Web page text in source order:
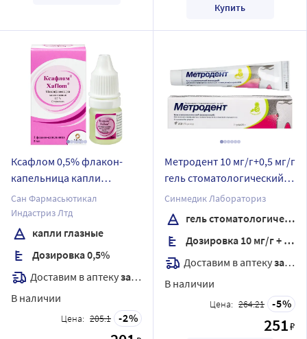
Купить
Ксафлом 0,5% флакон-
капельница капли
глазные 5 мл
Сан Фармасьютикал
Индастриз Лтд
капли глазные
Дозировка 0,5%
Доставим в аптекузавтра
В наличии
Цена: 205.1 2
Метродент 10 мг/г+0,5 мг/г
гель стоматологический
вкус ананас 20 гр
Синмедик Лабораториз
гель стоматологический
Дозировка 10 мг/г + 0,5 мг/г
Доставим в аптекузавтра
В наличии
Цена: 264.21 5
251₽